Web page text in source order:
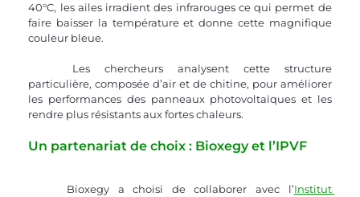
40°C, les ailes irradient des infrarouges ce qui permet de
faire baisser la température et donne cette magnifique
couleur bleue.
particulière, composée d’air et de chitine, pour améliorer
les performances des panneaux photovoltaïques et les
rendre plus résistants aux fortes chaleurs.
Un partenariat de choix : Bioxegy et l’IPVF
	Bioxegy a choisi de collaborer avec l’
Institut